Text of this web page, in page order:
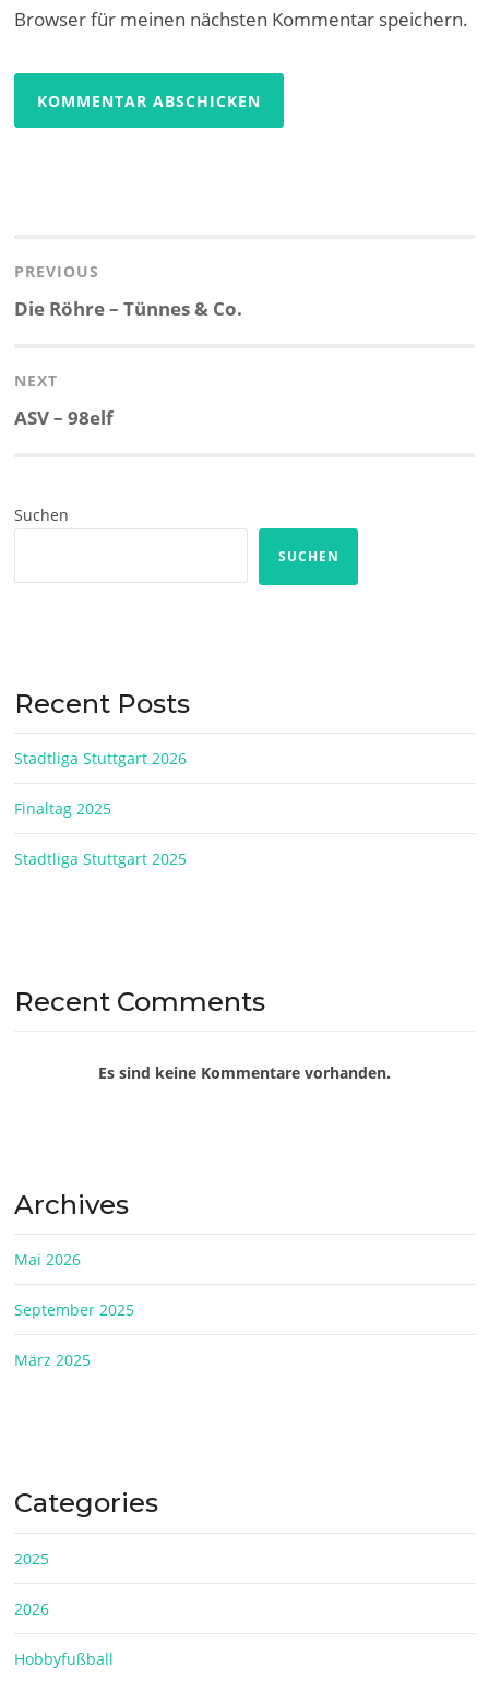
Browser für meinen nächsten Kommentar speichern.
PREVIOUS
Previous
Die Röhre – Tünnes & Co.
NEXT
Next
ASV – 98elf
Suchen
SUCHEN
Recent Posts
Stadtliga Stuttgart 2026
Finaltag 2025
Stadtliga Stuttgart 2025
Recent Comments
Es sind keine Kommentare vorhanden.
Archives
Mai 2026
September 2025
März 2025
Categories
2025
2026
Hobbyfußball